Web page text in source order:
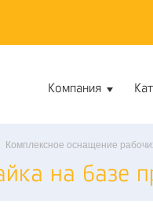
Компания
Комплексное оснащение
на базе